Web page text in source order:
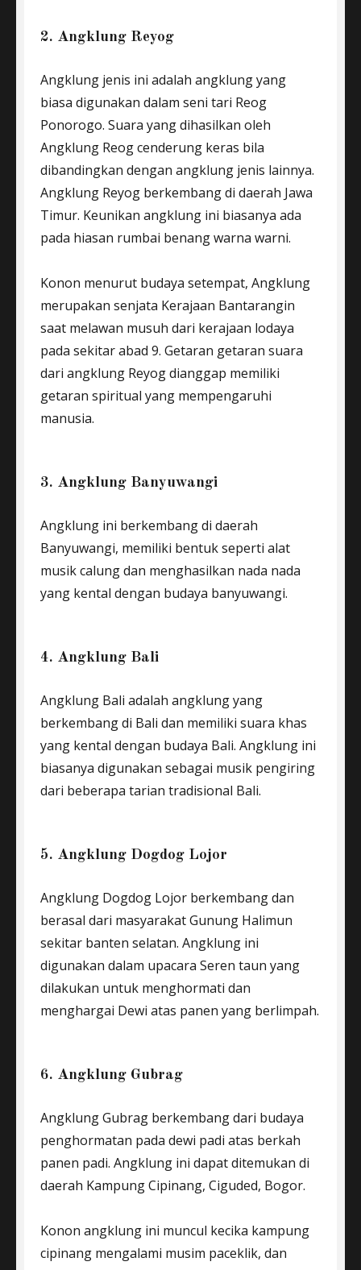
2. Angklung Reyog
Angklung jenis ini adalah angklung yang
biasa digunakan dalam seni tari Reog
Ponorogo. Suara yang dihasilkan oleh
Angklung Reog cenderung keras bila
dibandingkan dengan angklung jenis lainnya.
Angklung Reyog berkembang di daerah Jawa
Timur. Keunikan angklung ini biasanya ada
pada hiasan rumbai benang warna warni.
Konon menurut budaya setempat, Angklung
merupakan senjata Kerajaan Bantarangin
saat melawan musuh dari kerajaan lodaya
pada sekitar abad 9. Getaran getaran suara
dari angklung Reyog dianggap memiliki
getaran spiritual yang mempengaruhi
manusia.
3. Angklung Banyuwangi
Angklung ini berkembang di daerah
Banyuwangi, memiliki bentuk seperti alat
musik calung dan menghasilkan nada nada
yang kental dengan budaya banyuwangi.
4. Angklung Bali
Angklung Bali adalah angklung yang
berkembang di Bali dan memiliki suara khas
yang kental dengan budaya Bali. Angklung ini
biasanya digunakan sebagai musik pengiring
dari beberapa tarian tradisional Bali.
5. Angklung Dogdog Lojor
Angklung Dogdog Lojor berkembang dan
berasal dari masyarakat Gunung Halimun
sekitar banten selatan. Angklung ini
digunakan dalam upacara Seren taun yang
dilakukan untuk menghormati dan
menghargai Dewi atas panen yang berlimpah.
6. Angklung Gubrag
Angklung Gubrag berkembang dari budaya
penghormatan pada dewi padi atas berkah
panen padi. Angklung ini dapat ditemukan di
daerah Kampung Cipinang, Ciguded, Bogor.
Konon angklung ini muncul kecika kampung
cipinang mengalami musim paceklik, dan